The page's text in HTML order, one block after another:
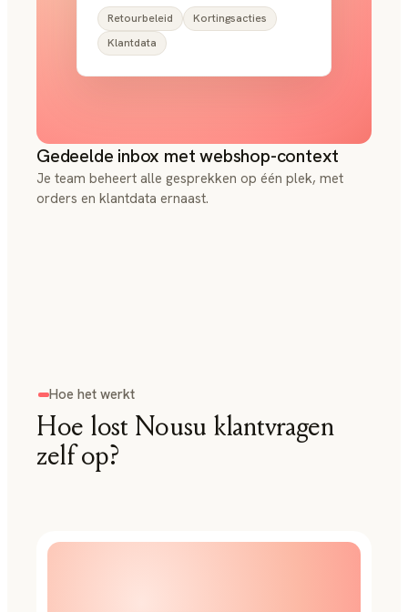
Retourbeleid
Kortingsacties
Klantdata
Gedeelde inbox met webshop-context
Je team beheert alle gesprekken op één plek, met
orders en klantdata ernaast.
Hoe het werkt
Hoe lost Nousu klantvragen
zelf op?